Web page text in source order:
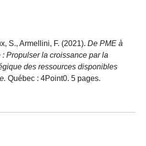
S., Armellini, F. (2021).De PME à
Propulser la croissance par la
des ressources disponibles
Québec : 4Point0. 5 pages.